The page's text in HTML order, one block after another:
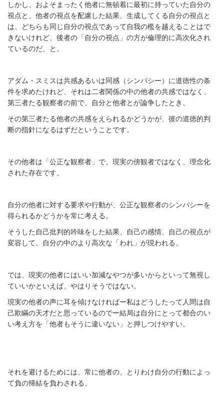
しかし、およそまったく他者に無頓着に最初に持っていた自分の
視点と、他者の視点を配慮した結果、生成してくる自分の視点と
は、どちらも同じ自分の視点であって自我の檻を越えることはで
きないけれど、後者の「自分の視点」の方が倫理的に高次化され
ているのだ、と。
アダム・スミスは共感あるいは同感（シンパシー）に道徳性の条
件を求めたけれど、それは二者関係の中の他者の共感ではなく、
第三者たる観察者の前で、自分と他者とが論争したとき、
その第三者たる他者の共感をえられるかどうかが、彼の道徳的判
断の指針になるはずだということです。
その他者は「公正な観察者」で、現実の傍観者ではなく、理念化
された存在です。
自分の他者に対する要求や行動が、公正な観察者のシンパシーを
得られるかどうかを常に考える。
そうした自己批判的吟味をした結果、自己の感情、自己の視点が
変容して、自分の中のより高次な「われ」が現われる。
では、現実の他者にはいい加減なやつが多いからといって無視し
ていいかといえば、やはりそうではない。
現実の他者の声に耳を傾けなければー私はどうしたって人間は自
己欺瞞の天才だと思っているのでー結局は自分にとって都合のい
い考え方を「他者もそうに違いない」と押しつけやすい。
それを避けるためには、常に他者の、とりわけ自分の行動によっ
て負の帰結を負わされる、